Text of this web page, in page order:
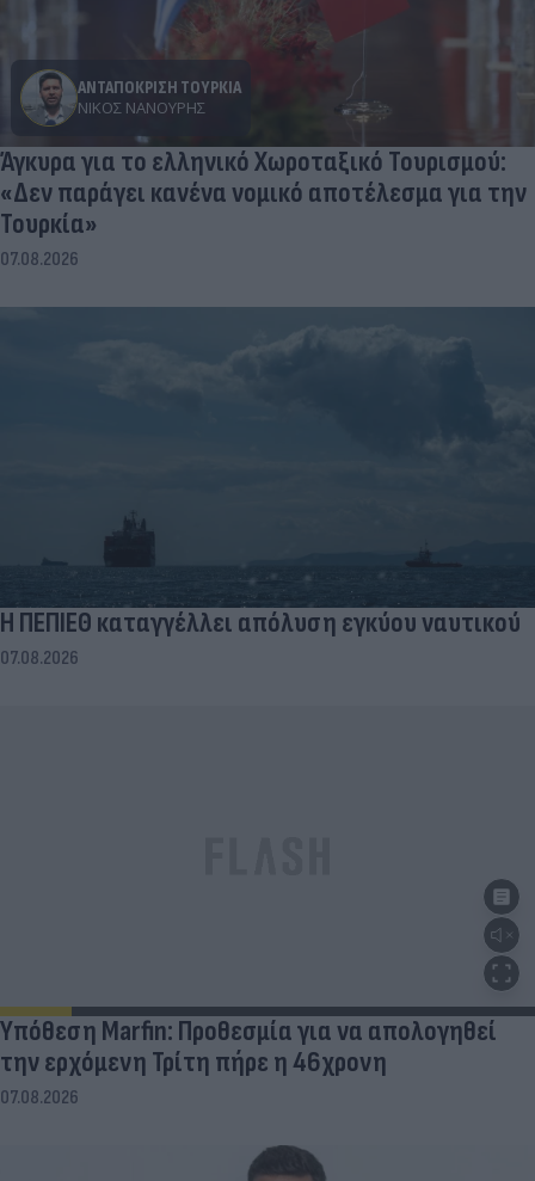
ΑΝΤΑΠΟΚΡΙΣΗ ΤΟΥΡΚΙΑ
ΝΊΚΟΣ ΝΑΝΟΎΡΗΣ
Άγκυρα για το ελληνικό Χωροταξικό Τουρισμού:
«Δεν παράγει κανένα νομικό αποτέλεσμα για την
Τουρκία»
07.08.2026
Η ΠΕΠΙΕΘ καταγγέλλει απόλυση εγκύου ναυτικού
07.08.2026
Υπόθεση Marfin: Προθεσμία για να απολογηθεί
την ερχόμενη Τρίτη πήρε η 46χρονη
07.08.2026